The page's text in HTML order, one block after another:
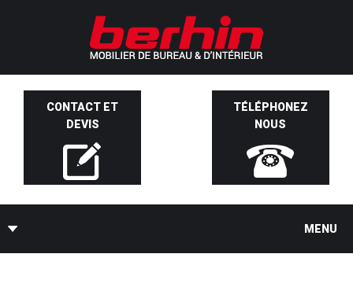
CONTACT ET
DEVIS
TÉLÉPHONEZ
NOUS
MENU